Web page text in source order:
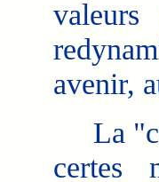
avenir,
La
certes